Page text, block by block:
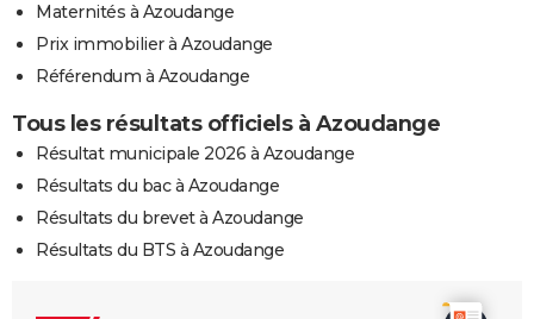
Maternités à Azoudange
Prix immobilier à Azoudange
Référendum à Azoudange
Tous les résultats officiels à Azoudange
Résultat municipale 2026 à Azoudange
Résultats du bac à Azoudange
Résultats du brevet à Azoudange
Résultats du BTS à Azoudange